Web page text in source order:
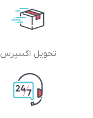
تحویل اکسپرس